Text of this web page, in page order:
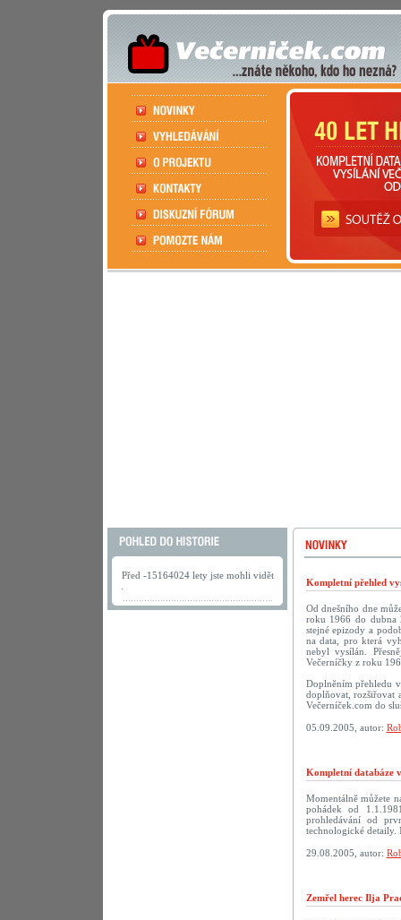
Před -15164024 lety jste mohli vidět
Kompletní přehled
Od dnešního dne
roku 1966 do dubna
stejné epizody a
na data, pro která
nebyl vysílán.
Večerníčky z roku
Doplněním přehledu
doplňovat, rozšiřovat
Večerníček.com do
05.09.2005, autor:
Kompletní databáze
Momentálně můžete
pohádek od
prohledávání od
technologické detaily.
29.08.2005, autor:
Zemřel herec Ilja